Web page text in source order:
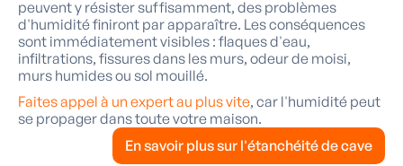
peuvent y résister suffisamment, des problèmes
d'humidité finiront par apparaître. Les conséquences
sont immédiatement visibles : flaques d'eau,
infiltrations, fissures dans les murs, odeur de moisi,
murs humides ou sol mouillé.
Faites appel à un expert au plus vite, car l'humidité peut
se propager dans toute votre maison.
En savoir plus sur l'étanchéité de cave